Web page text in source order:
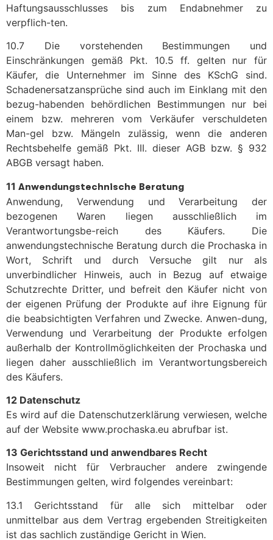
Haftungsausschlusses bis zum Endabnehmer zu
verpflich-ten.
10.7 Die vorstehenden Bestimmungen und
Einschränkungen gemäß Pkt. 10.5 ff. gelten nur für
Käufer, die Unternehmer im Sinne des KSchG sind.
Schadenersatzansprüche sind auch im Einklang mit den
bezug-habenden behördlichen Bestimmungen nur bei
einem bzw. mehreren vom Verkäufer verschuldeten
Man-gel bzw. Mängeln zulässig, wenn die anderen
Rechtsbehelfe gemäß Pkt. III. dieser AGB bzw. § 932
ABGB versagt haben.
11 Anwendungstechnische Beratung
Anwendung, Verwendung und Verarbeitung der
bezogenen Waren liegen ausschließlich im
Verantwortungsbe-reich des Käufers. Die
anwendungstechnische Beratung durch die Prochaska in
Wort, Schrift und durch Versuche gilt nur als
unverbindlicher Hinweis, auch in Bezug auf etwaige
Schutzrechte Dritter, und befreit den Käufer nicht von
der eigenen Prüfung der Produkte auf ihre Eignung für
die beabsichtigten Verfahren und Zwecke. Anwen-dung,
Verwendung und Verarbeitung der Produkte erfolgen
außerhalb der Kontrollmöglichkeiten der Prochaska und
liegen daher ausschließlich im Verantwortungsbereich
des Käufers.
12 Datenschutz
Es wird auf die Datenschutzerklärung verwiesen, welche
auf der Website www.prochaska.eu abrufbar ist.
13 Gerichtsstand und anwendbares Recht
Insoweit nicht für Verbraucher andere zwingende
Bestimmungen gelten, wird folgendes vereinbart:
13.1 Gerichtsstand für alle sich mittelbar oder
unmittelbar aus dem Vertrag ergebenden Streitigkeiten
ist das sachlich zuständige Gericht in Wien.